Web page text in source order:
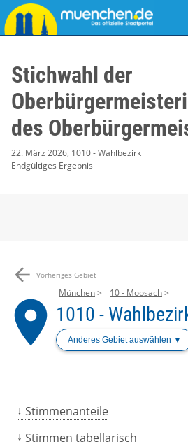
Stichwahl der
des
22. März 2026, 1010 - Wahlbezirk
Endgültiges Ergebnis
arrow_back Vorheriges Gebiet
place
München 10 - Moosach
1010 -
Anderes Gebiet auswählen
Stimmenanteile
Stimmen tabellarisch